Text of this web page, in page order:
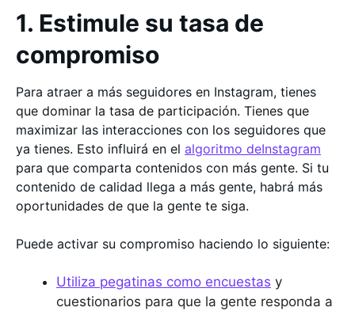
1. Estimule su tasa de
compromiso
Para atraer a más seguidores en Instagram, tienes
que dominar la tasa de participación. Tienes que
maximizar las interacciones con los seguidores que
ya tienes. Esto influirá en el algoritmo deInstagram
para que comparta contenidos con más gente. Si tu
contenido de calidad llega a más gente, habrá más
oportunidades de que la gente te siga.
Puede activar su compromiso haciendo lo siguiente:
Utiliza pegatinas como encuestas y
cuestionarios para que la gente responda a